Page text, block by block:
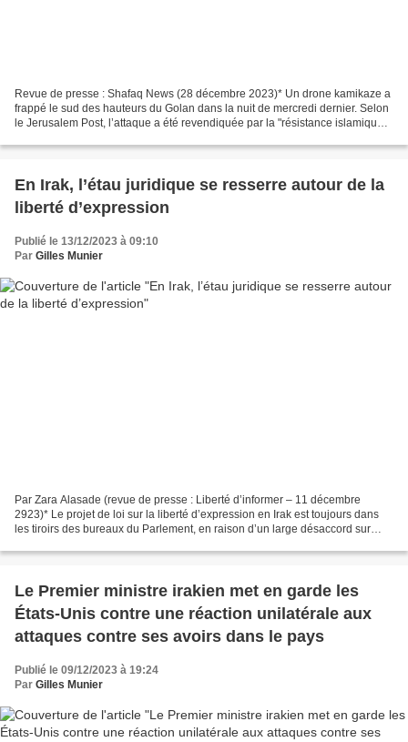
Revue de presse : Shafaq News (28 décembre 2023)* Un drone kamikaze a
frappé le sud des hauteurs du Golan dans la nuit de mercredi dernier. Selon
le Jerusalem Post, l’attaque a été revendiquée par la "résistance islamique
En Irak, l’étau juridique se resserre autour de la
liberté d’expression
Publié le 13/12/2023 à 09:10
Par Gilles Munier
Par Zara Alasade (revue de presse : Liberté d’informer – 11 décembre
2923)* Le projet de loi sur la liberté d’expression en Irak est toujours dans
les tiroirs des bureaux du Parlement, en raison d’un large désaccord sur
Le Premier ministre irakien met en garde les
États-Unis contre une réaction unilatérale aux
attaques contre ses avoirs dans le pays
Publié le 09/12/2023 à 19:24
Par Gilles Munier